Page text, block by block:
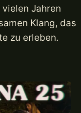
vielen Jahren
Klang, das
zu erleben.